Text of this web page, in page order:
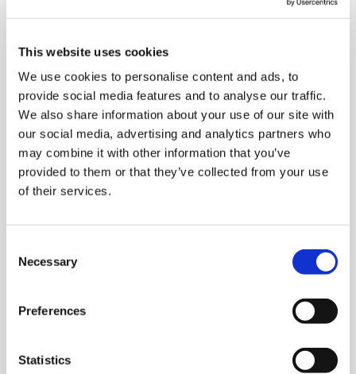
This website uses cookies
We use cookies to personalise content and ads, to
provide social media features and to analyse our traffic.
We also share information about your use of our site with
our social media, advertising and analytics partners who
may combine it with other information that you’ve
provided to them or that they’ve collected from your use
of their services.
Selection
Necessary
Preferences
Statistics
19.06.2023 Aktuelles
Let’s telc – zusammen
erfolgreich!
Starten Sie Ihre Karriere bei telc und werden Sie Teil
eines international wachsenden Bildungsanbieters mit
zahlreichen Vorteilen und einem attraktiven
Arbeitsumfeld.
möchten gerne telc zu Ihrem Arbeitgeber machen?
Dann freuen wir uns auf Ihre Initiativbewerbung: